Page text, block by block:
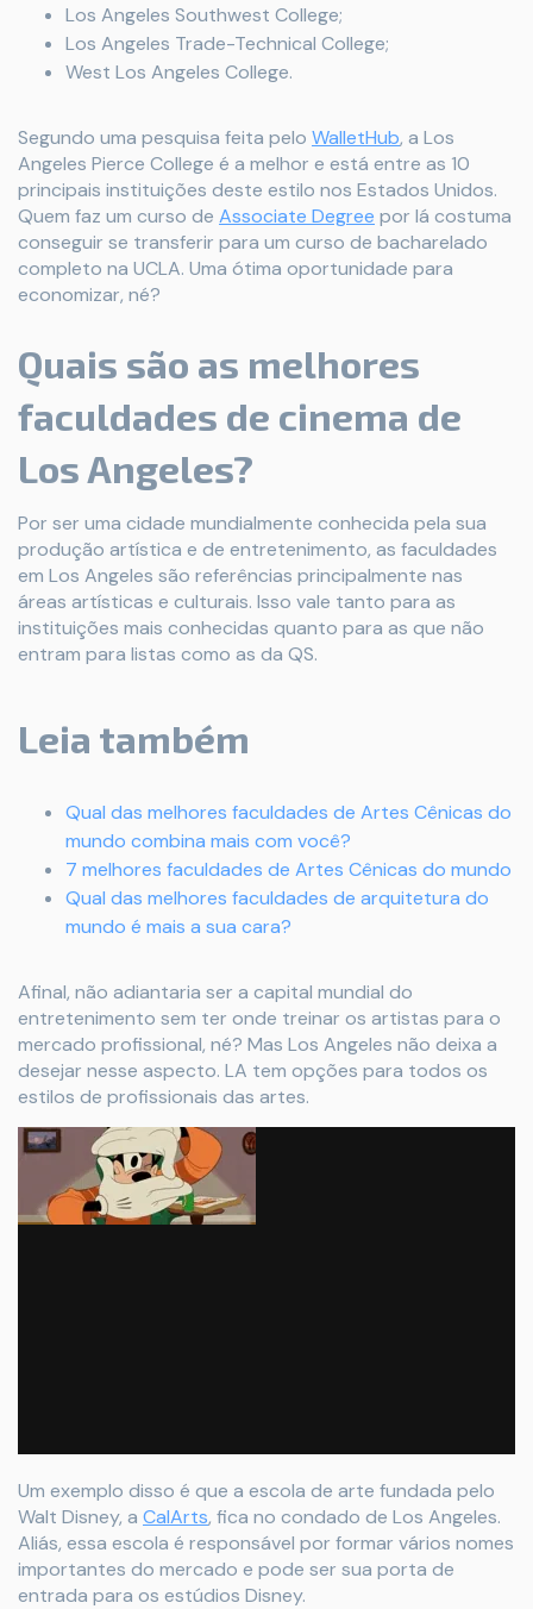
Los Angeles Southwest College;
Los Angeles Trade-Technical College;
West Los Angeles College.
Segundo uma pesquisa feita pelo WalletHub, a Los
Angeles Pierce College é a melhor e está entre as 10
principais instituições deste estilo nos Estados Unidos.
Quem faz um curso de Associate Degree por lá costuma
conseguir se transferir para um curso de bacharelado
completo na UCLA. Uma ótima oportunidade para
economizar, né?
Quais são as melhores
faculdades de cinema de
Los Angeles?
Por ser uma cidade mundialmente conhecida pela sua
produção artística e de entretenimento, as faculdades
em Los Angeles são referências principalmente nas
áreas artísticas e culturais. Isso vale tanto para as
instituições mais conhecidas quanto para as que não
entram para listas como as da QS.
Leia também
Qual das melhores faculdades de Artes Cênicas do
mundo combina mais com você?
7 melhores faculdades de Artes Cênicas do mundo
Qual das melhores faculdades de arquitetura do
mundo é mais a sua cara?
Afinal, não adiantaria ser a capital mundial do
entretenimento sem ter onde treinar os artistas para o
mercado profissional, né? Mas Los Angeles não deixa a
desejar nesse aspecto. LA tem opções para todos os
estilos de profissionais das artes.
Um exemplo disso é que a escola de arte fundada pelo
Walt Disney, a CalArts, fica no condado de Los Angeles.
Aliás, essa escola é responsável por formar vários nomes
importantes do mercado e pode ser sua porta de
entrada para os estúdios Disney.